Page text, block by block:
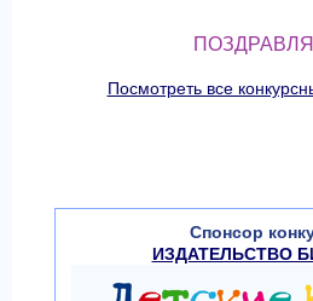
Посмотреть все
Спонсор
ИЗДАТЕЛЬСТВО